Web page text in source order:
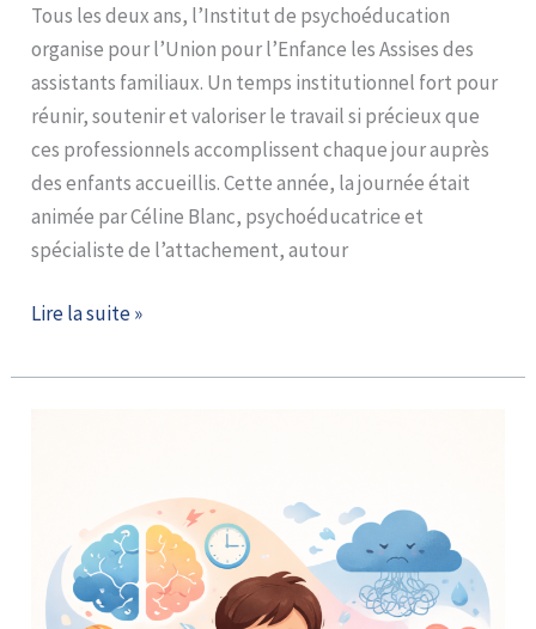
Tous les deux ans, l’Institut de psychoéducation
organise pour l’Union pour l’Enfance les Assises des
assistants familiaux. Un temps institutionnel fort pour
réunir, soutenir et valoriser le travail si précieux que
ces professionnels accomplissent chaque jour auprès
des enfants accueillis. Cette année, la journée était
animée par Céline Blanc, psychoéducatrice et
spécialiste de l’attachement, autour
Lire la suite »
troubles
l’attention